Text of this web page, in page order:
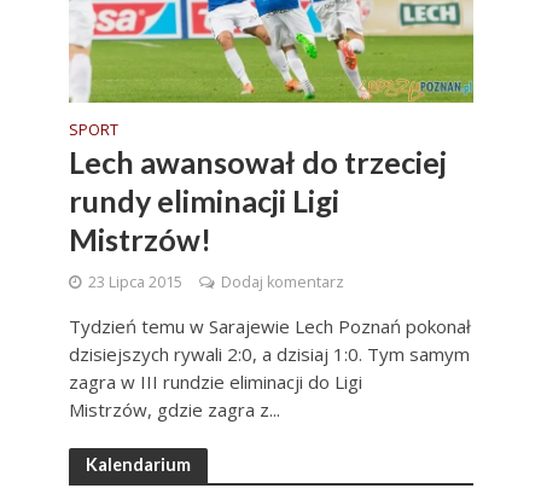
SPORT
Lech awansował do trzeciej
rundy eliminacji Ligi
Mistrzów!
23 Lipca 2015 Dodaj komentarz
Tydzień temu w Sarajewie Lech Poznań pokonał
dzisiejszych rywali 2:0, a dzisiaj 1:0. Tym samym
zagra w III rundzie eliminacji do Ligi
Mistrzów, gdzie zagra z...
Kalendarium